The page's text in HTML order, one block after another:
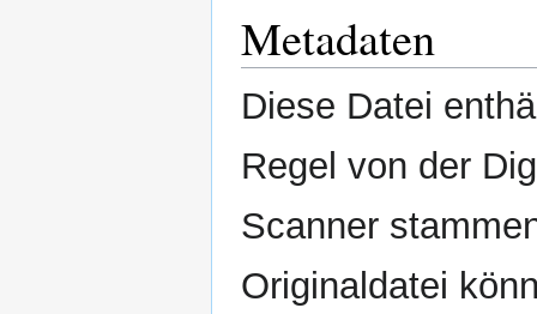
Metadaten
Diese Datei
Regel von der
Scanner
Originaldatei